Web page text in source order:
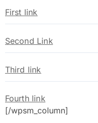
First link
Second Link
Third link
Fourth link
[/wpsm_column]